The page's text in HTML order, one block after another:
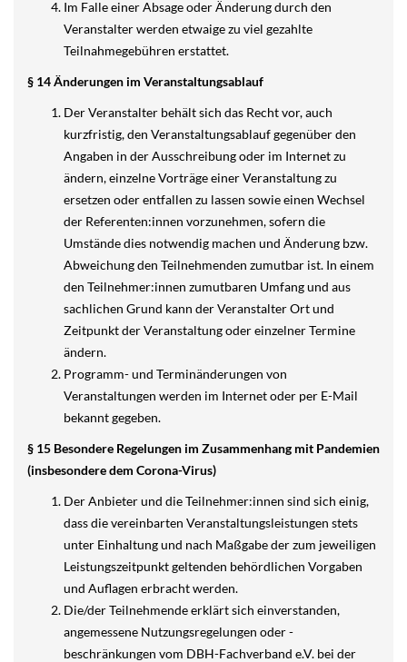
Im Falle einer Absage oder Änderung durch den
Veranstalter werden etwaige zu viel gezahlte
Teilnahmegebühren erstattet.
§ 14 Änderungen im Veranstaltungsablauf
Der Veranstalter behält sich das Recht vor, auch
kurzfristig, den Veranstaltungsablauf gegenüber den
Angaben in der Ausschreibung oder im Internet zu
ändern, einzelne Vorträge einer Veranstaltung zu
ersetzen oder entfallen zu lassen sowie einen Wechsel
der Referenten:innen vorzunehmen, sofern die
Umstände dies notwendig machen und Änderung bzw.
Abweichung den Teilnehmenden zumutbar ist. In einem
den Teilnehmer:innen zumutbaren Umfang und aus
sachlichen Grund kann der Veranstalter Ort und
Zeitpunkt der Veranstaltung oder einzelner Termine
ändern.
Programm- und Terminänderungen von
Veranstaltungen werden im Internet oder per E-Mail
bekannt gegeben.
§ 15 Besondere Regelungen im Zusammenhang mit Pandemien
(insbesondere dem Corona-Virus)
Der Anbieter und die Teilnehmer:innen sind sich einig,
dass die vereinbarten Veranstaltungsleistungen stets
unter Einhaltung und nach Maßgabe der zum jeweiligen
Leistungszeitpunkt geltenden behördlichen Vorgaben
und Auflagen erbracht werden.
Die/der Teilnehmende erklärt sich einverstanden,
angemessene Nutzungsregelungen oder -
beschränkungen vom DBH-Fachverband e.V. bei der